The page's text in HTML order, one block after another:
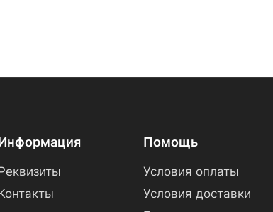
Помощь
Условия оплаты
Условия доставки